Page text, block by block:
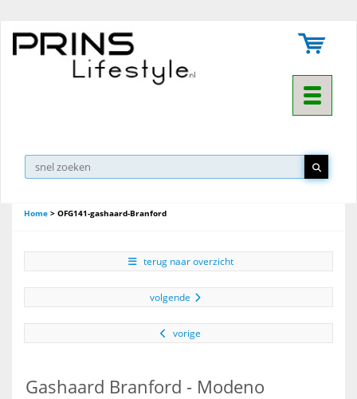
Toggle
Home > OFG141-gashaard-Branford
terug naar overzicht
volgende
vorige
Gashaard Branford - Modeno